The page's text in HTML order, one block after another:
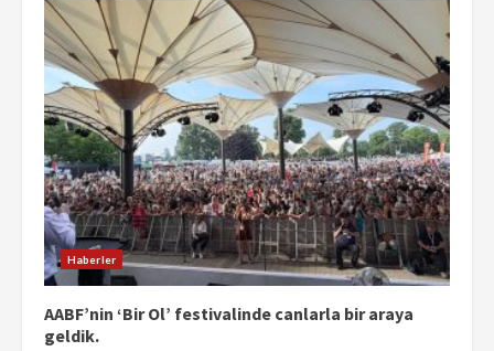
Haberler
AABF’nin ‘Bir Ol’ festivalinde canlarla bir araya
geldik.